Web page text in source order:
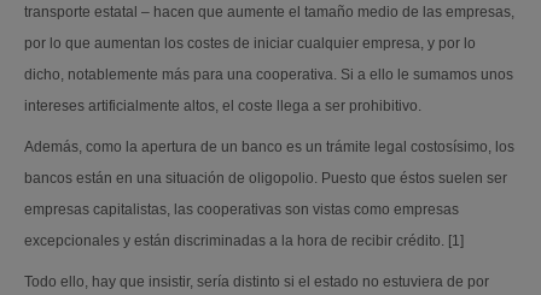
transporte estatal – hacen que aumente el tamaño medio de las empresas,
por lo que aumentan los costes de iniciar cualquier empresa, y por lo
dicho, notablemente más para una cooperativa. Si a ello le sumamos unos
intereses artificialmente altos, el coste llega a ser prohibitivo.
Además, como la apertura de un banco es un trámite legal costosísimo, los
bancos están en una situación de oligopolio. Puesto que éstos suelen ser
empresas capitalistas, las cooperativas son vistas como empresas
excepcionales y están discriminadas a la hora de recibir crédito. [1]
Todo ello, hay que insistir, sería distinto si el estado no estuviera de por